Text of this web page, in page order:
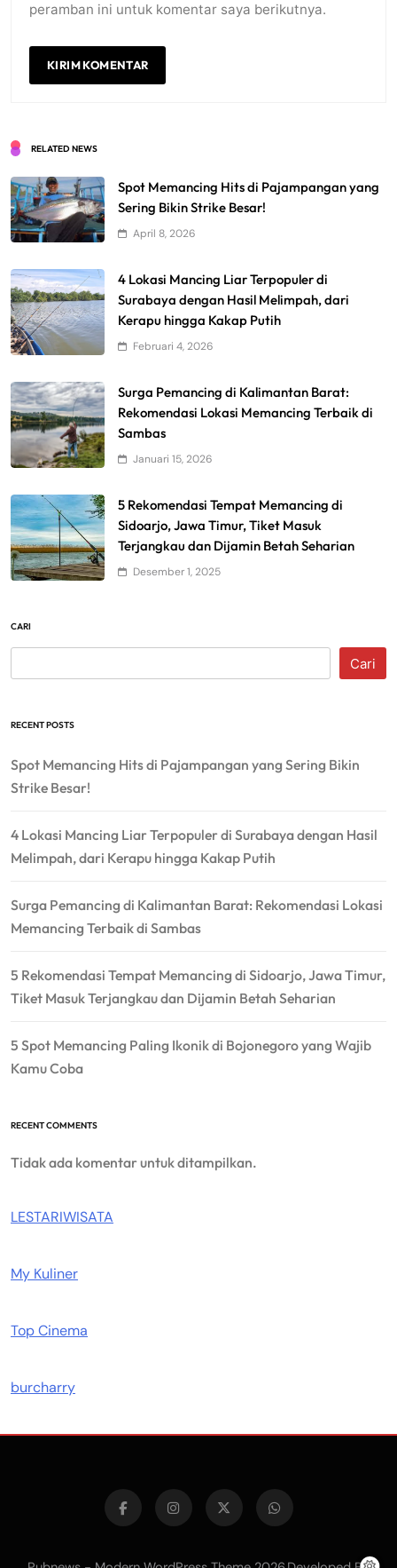
peramban ini untuk komentar saya berikutnya.
RELATED NEWS
Spot Memancing Hits di Pajampangan yang
Sering Bikin Strike Besar!
April 8, 2026
4 Lokasi Mancing Liar Terpopuler di
Surabaya dengan Hasil Melimpah, dari
Kerapu hingga Kakap Putih
Februari 4, 2026
Surga Pemancing di Kalimantan Barat:
Rekomendasi Lokasi Memancing Terbaik di
Sambas
Januari 15, 2026
5 Rekomendasi Tempat Memancing di
Sidoarjo, Jawa Timur, Tiket Masuk
Terjangkau dan Dijamin Betah Seharian
Desember 1, 2025
CARI
Cari
RECENT POSTS
Spot Memancing Hits di Pajampangan yang Sering Bikin
Strike Besar!
4 Lokasi Mancing Liar Terpopuler di Surabaya dengan Hasil
Melimpah, dari Kerapu hingga Kakap Putih
Surga Pemancing di Kalimantan Barat: Rekomendasi Lokasi
Memancing Terbaik di Sambas
5 Rekomendasi Tempat Memancing di Sidoarjo, Jawa Timur,
Tiket Masuk Terjangkau dan Dijamin Betah Seharian
5 Spot Memancing Paling Ikonik di Bojonegoro yang Wajib
Kamu Coba
RECENT COMMENTS
Tidak ada komentar untuk ditampilkan.
LESTARIWISATA
My Kuliner
Top Cinema
burcharry